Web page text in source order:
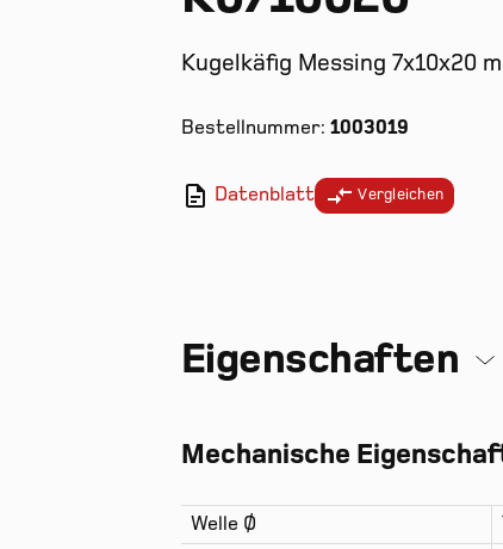
Kugelkäfig Messing 7x10x20
Bestellnummer: 1003019
Datenblatt Vergleichen
Eigenschaften
Mechanische
Welle Ø